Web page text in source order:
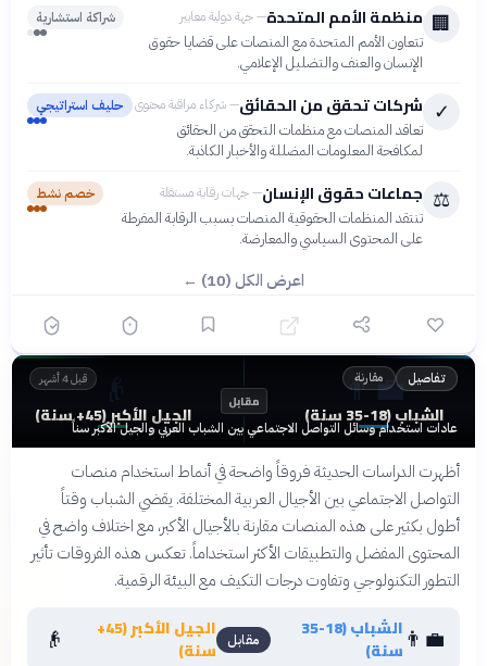
🏢 منظمة الأمم المتحدة—جهة دولية معايير
تتعاون الأمم المتحدة مع المنصات على قضايا حقوق
الإنسان والعنف والتضليل الإعلامي.
شراكة استشارية
✓ شركات تحقق من الحقائق—شركاء مراقبة محتوى
تعاقد المنصات مع منظمات التحقق من الحقائق
لمكافحة المعلومات المضللة والأخبار الكاذبة.
حليف استراتيجي
⚖️ جماعات حقوق الإنسان—جهات رقابة مستقلة
تنتقد المنظمات الحقوقية المنصات بسبب الرقابة المفرطة
على المحتوى السياسي والمعارضة.
خصم نشط
اعرض الكل (10) ←
تفاصيل مقارنة قبل 4 أشهر 👨‍💼
الشباب (18-35 سنة) مقابل 👴
الجيل الأكبر (45+ سنة)
عادات استخدام وسائل التواصل الاجتماعي بين الشباب العربي والجيل الأكبر سناً
أظهرت الدراسات الحديثة فروقاً واضحة في أنماط استخدام منصات
التواصل الاجتماعي بين الأجيال العربية المختلفة. يقضي الشباب وقتاً
أطول بكثير على هذه المنصات مقارنة بالأجيال الأكبر، مع اختلاف واضح في
المحتوى المفضل والتطبيقات الأكثر استخداماً. تعكس هذه الفروقات تأثير
التطور التكنولوجي وتفاوت درجات التكيف مع البيئة الرقمية.
👨‍💼
الشباب (18-35
سنة)
مقابل
الجيل الأكبر (45+
سنة)
👴